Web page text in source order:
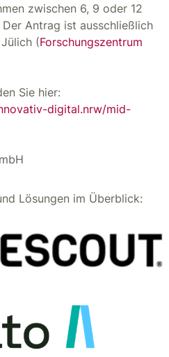
zwischen 6, 9 oder 12
Antrag ist ausschließlich
(Forschungszentrum
Sie hier:
digital.nrw/mid-
Lösungen im Überblick: